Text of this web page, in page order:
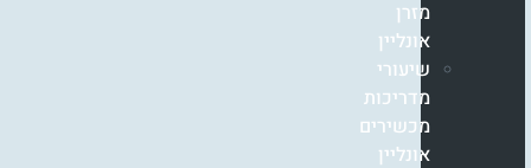
מזרן
אונליין
שיעורי
מדריכות
מכשירים
אונליין